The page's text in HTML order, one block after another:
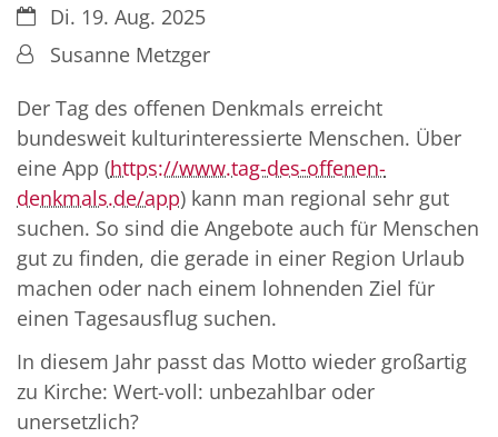
Datum:Di. 19. Aug. 2025
Von:Susanne Metzger
Der Tag des offenen Denkmals erreicht
bundesweit kulturinteressierte Menschen. Über
eine App (https://www.tag-des-offenen-
denkmals.de/app) kann man regional sehr gut
suchen. So sind die Angebote auch für Menschen
gut zu finden, die gerade in einer Region Urlaub
machen oder nach einem lohnenden Ziel für
einen Tagesausflug suchen.
In diesem Jahr passt das Motto wieder großartig
zu Kirche: Wert-voll: unbezahlbar oder
unersetzlich?